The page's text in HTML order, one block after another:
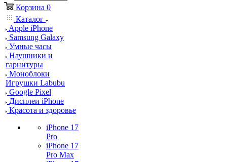
Корзина 0
Каталог
Apple iPhone
Samsung Galaxy
Умные часы
Наушники и
гарнитуры
Моноблоки
Игрушки Labubu
Google Pixel
Дисплеи iPhone
Красота и здоровье
iPhone 17
Pro
iPhone 17
Pro Max